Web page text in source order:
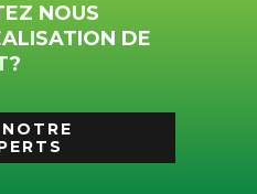
NOUS
DE